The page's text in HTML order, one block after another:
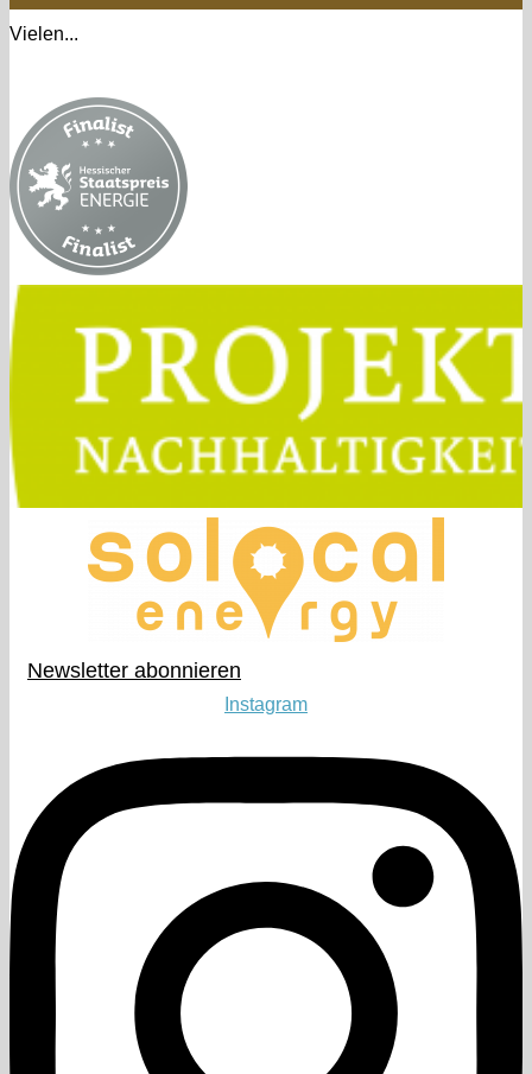
Vielen...
Newsletter abonnieren​
Instagram